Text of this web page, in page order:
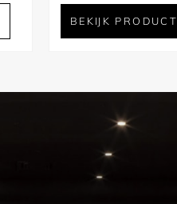
BEKIJK PRODUCT